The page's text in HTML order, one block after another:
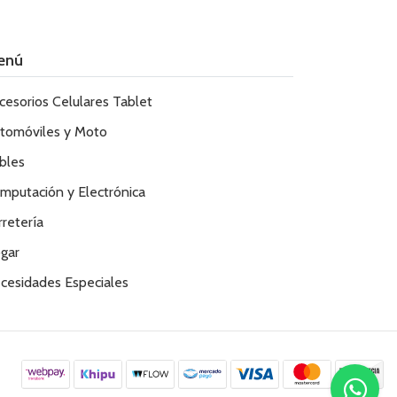
Celulares Tablet
y Moto
y Electrónica
Especiales